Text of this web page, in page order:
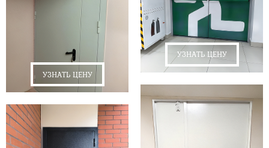
УЗНАТЬ ЦЕНУ
УЗНАТЬ ЦЕНУ